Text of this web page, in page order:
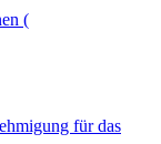
(
für das